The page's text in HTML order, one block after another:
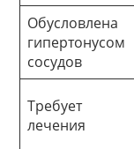
Обусловлена
гипертонусом
сосудов
Требует
лечения